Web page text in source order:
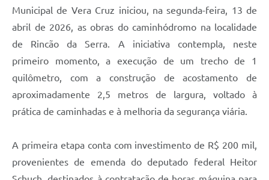
Municipal de Vera Cruz iniciou, na segunda-feira, 13 de
abril de 2026, as obras do caminhódromo na localidade
de Rincão da Serra. A iniciativa contempla, neste
primeiro momento, a execução de um trecho de 1
quilômetro, com a construção de acostamento de
aproximadamente 2,5 metros de largura, voltado à
prática de caminhadas e à melhoria da segurança viária.
A primeira etapa conta com investimento de R$ 200 mil,
provenientes de emenda do deputado federal Heitor